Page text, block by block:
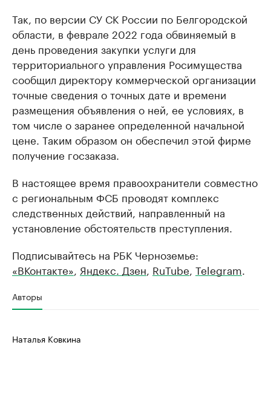
Так, по версии СУ СК России по Белгородской
области, в феврале 2022 года обвиняемый в
день проведения закупки услуги для
территориального управления Росимущества
сообщил директору коммерческой организации
точные сведения о точных дате и времени
размещения объявления о ней, ее условиях, в
том числе о заранее определенной начальной
цене. Таким образом он обеспечил этой фирме
получение госзаказа.
В настоящее время правоохранители совместно
с региональным ФСБ проводят комплекс
следственных действий, направленный на
установление обстоятельств преступления.
Подписывайтесь на РБК Черноземье:
«ВКонтакте», Яндекс. Дзен, RuTube, Telegram.
Авторы
Наталья Ковкина